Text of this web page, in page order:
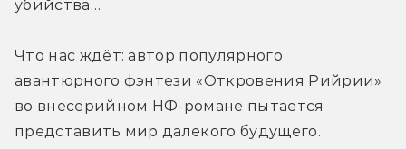
убийства…
Что нас ждёт: автор популярного
авантюрного фэнтези «Откровения Рийрии»
во внесерийном НФ-романе пытается
представить мир далёкого будущего.